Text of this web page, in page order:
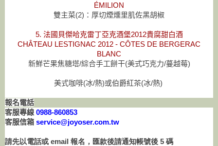
ÉMILION
雙主菜(2)：厚切煙燻里肌佐黑胡椒
5. 法國貝傑哈克雷丁亞克酒堡2012貴腐甜白酒
CHÂTEAU LESTIGNAC 2012 - CÔTES DE BERGERAC
BLANC
新鮮芒果焦糖塔/綜合手工餅干(美式巧克力/蔓越莓)
美式咖啡(冰/熱)或伯爵紅茶(冰/熱)
報名電話
客服專線 0988-860853
客服信箱 service@joyoser.com.tw
請先以電話或 email 報名，匯款後請通知帳號後 5 碼